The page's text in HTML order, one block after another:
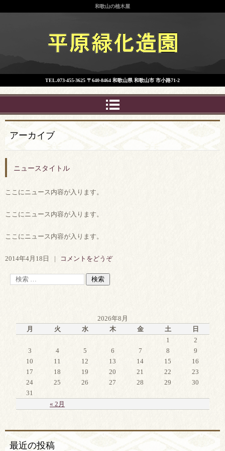
平原緑化造園
和歌山の植木屋
TEL.073-455-3625 〒640-8464 和歌山県 和歌山市 市小路71-2
アーカイブ
ニュースタイトル
ここにニュース内容が入ります。
ここにニュース内容が入ります。
ここにニュース内容が入ります。
2014年4月18日 | コメントをどうぞ
2026年8月
月
火 水 木 金 土 日
« 2月
1
2
3
4 5 6 7 8
9
10
11 12 13 14 15
16
17
18 19 20 21 22
23
24
25 26 27 28 29
30
31
最近の投稿